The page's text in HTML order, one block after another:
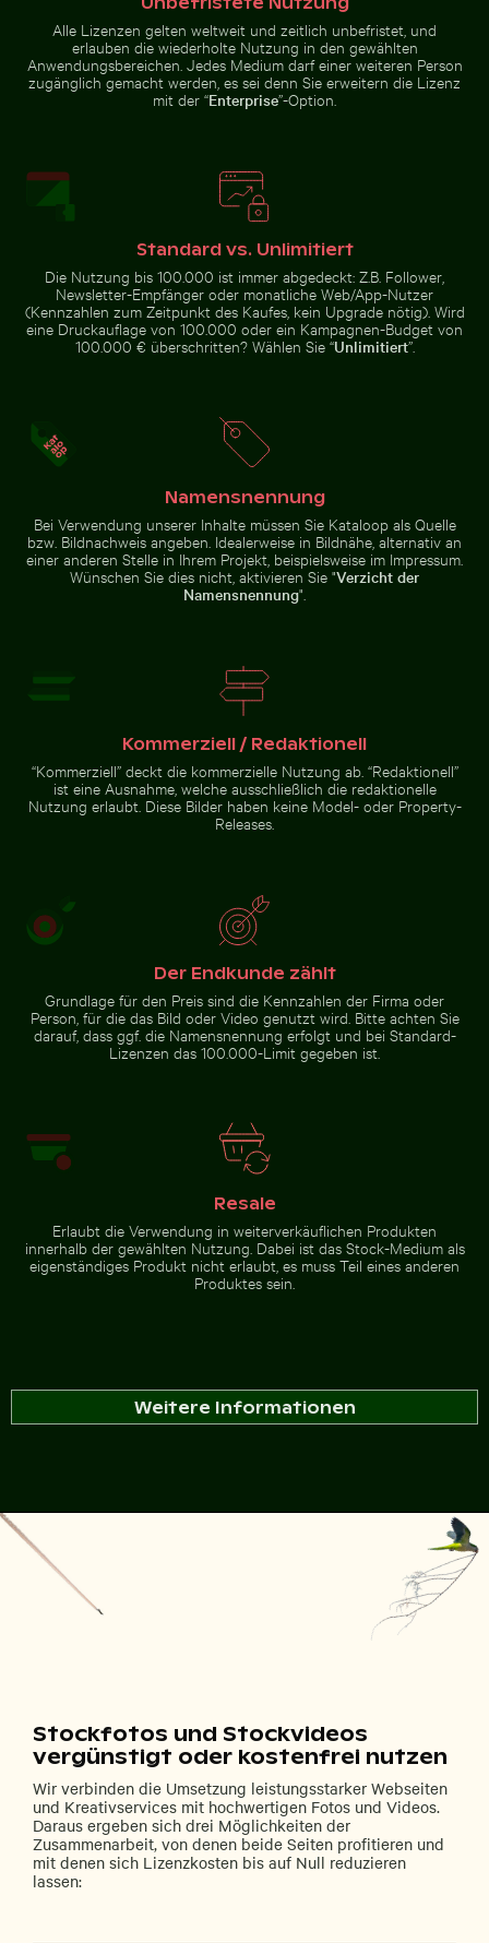
Majestätischer Pfau mit
prächtigem Gefieder
Prächtige Fassade des Wat Kanan
Tempels in Phuket
Barbary-Makaken Kuscheln am Affenfelsen in Gibraltar
Kuscheln am
Affenfelsen in
Gibraltar
Flugzeug über den Wolken
Flugzeug über den Wolken
Sandweg zur Insel Ko Nui
Sandweg zur Insel Ko Nui
Sonnenuntergang über
Strohdachunterstand
Holzschlitten auf Schnee mit ziehender Person
Holzschlitten auf Schnee mit
ziehender Person
Zeitraffer von blühenden rosa
Zeitraffer von blühenden rosa Lilien
Buddha-Statuen im Wat Yai Chai Mongkol Tempel
Einsamer Spaziergang am
Einsamer Spaziergang am Thai
Schwalbenschwanz auf rosa Kleeblüte
Zur Stock-Kollektion
Alle Lizenzen gelten weltweit und zeitlich unbefristet, und
erlauben die wiederholte Nutzung in den gewählten
Anwendungsbereichen. Jedes Medium darf einer weiteren Person
zugänglich gemacht werden, es sei denn Sie erweitern die Lizenz
mit der “Enterprise”-Option.
Standard vs. Unlimitiert
Die Nutzung bis 100.000 ist immer abgedeckt: Z.B. Follower,
Newsletter-Empfänger oder monatliche Web/App-Nutzer
(Kennzahlen zum Zeitpunkt des Kaufes, kein Upgrade nötig). Wird
eine Druckauflage von 100.000 oder ein Kampagnen-Budget von
100.000 € überschritten? Wählen Sie “Unlimitiert”.
Namensnennung
Bei Verwendung unserer Inhalte müssen Sie Kataloop als Quelle
bzw. Bildnachweis angeben. Idealerweise in Bildnähe, alternativ an
einer anderen Stelle in Ihrem Projekt, beispielsweise im Impressum.
Wünschen Sie dies nicht, aktivieren Sie "Verzicht der
Namensnennung".
Kommerziell / Redaktionell
“Kommerziell” deckt die kommerzielle Nutzung ab. “Redaktionell”
ist eine Ausnahme, welche ausschließlich die redaktionelle
Nutzung erlaubt. Diese Bilder haben keine Model- oder Property-
Releases.
Der Endkunde zählt
Grundlage für den Preis sind die Kennzahlen der Firma oder
Person, für die das Bild oder Video genutzt wird. Bitte achten Sie
darauf, dass ggf. die Namensnennung erfolgt und bei Standard-
Lizenzen das 100.000-Limit gegeben ist.
Resale
Erlaubt die Verwendung in weiterverkäuflichen Produkten
innerhalb der gewählten Nutzung. Dabei ist das Stock-Medium als
eigenständiges Produkt nicht erlaubt, es muss Teil eines anderen
Produktes sein.
Weitere Informationen
Stockfotos und Stockvideos
vergünstigt oder kostenfrei nutzen
Wir verbinden die Umsetzung leistungsstarker Webseiten
und Kreativservices mit hochwertigen Fotos und Videos.
Daraus ergeben sich drei Möglichkeiten der
Zusammenarbeit, von denen beide Seiten profitieren und
mit denen sich Lizenzkosten bis auf Null reduzieren
lassen: